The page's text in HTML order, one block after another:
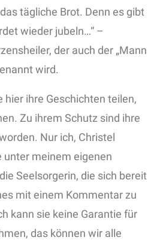
tägliche Brot. Denn es gibt
wieder jubeln…“ –
der auch der „Mann
wird.
hier ihre Geschichten teilen,
Zu ihrem Schutz sind ihre
Nur ich, Christel
unter meinem eigenen
Seelsorgerin, die sich bereit
mit einem Kommentar zu
kann sie keine Garantie für
das können wir alle